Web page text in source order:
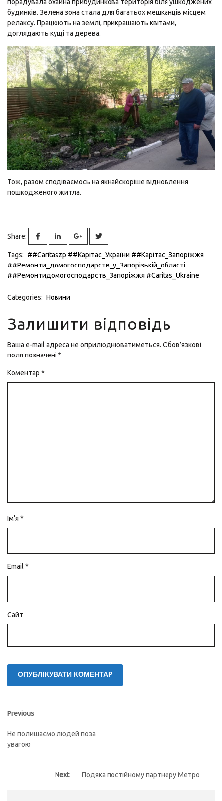
порадувала охайна прибудинкова територія біля ушкоджених
будинків. Зелена зона стала для багатьох мешканців місцем
релаксу. Працюють на землі, прикрашають квітами,
доглядають кущі та дерева.
Тож, разом сподіваємось на якнайскоріше відновлення
пошкодженого житла.
Share:
Tags: ##Caritaszp ##Карітаc_України ##Карітас_Запоріжжя
##Ремонти_домогосподарств_у_Запорізькій_області
##Ремонтидомогосподарств_Запоріжжя #Caritas_Ukraine
Categories: Новини
Залишити відповідь
Ваша e-mail адреса не оприлюднюватиметься. Обов’язкові
поля позначені *
Коментар *
Ім'я *
Email *
Сайт
Навігація
записів
Previous
Previous
Не полишаємо людей поза
увагою
Next
Next
Подяка постійному партнеру Метро